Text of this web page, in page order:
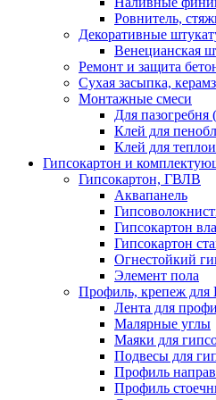
Ровнитель,
Декоративные
Венецианская
Ремонт и защита
Сухая засыпка,
Монтажные смеси
Для
Клей для
Клей для
Гипсокартон и
Гипсокартон, ГВЛВ
Аквапанель
Гипсокартон
Гипсокартон
Огнестойкий
Элемент пола
Профиль, крепеж
Лента для
Малярные углы
Маяки для
Подвесы для
Профиль
Профиль